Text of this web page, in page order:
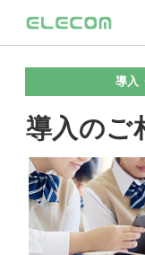
導入
導入のご